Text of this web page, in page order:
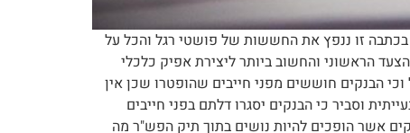
בכתבה זו ננפץ את החששות של פושטי רגל והכל על
הראשוני והחשוב ביותר ליצירת אפיק כלכלי
הבנקים חוששים מפני חייבים שהופטרו שכן אין
וסביר כי הבנקים יסגרו דלתם בפני חייבים
אשר הופכים להיות נושים בתוך תיק הפש"ר מה